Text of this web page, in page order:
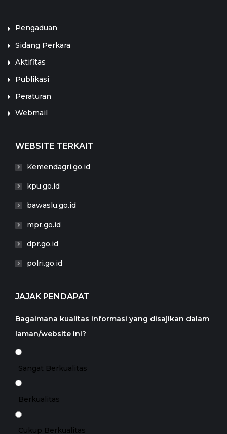
Pengaduan
Sidang Perkara
Aktifitas
Publikasi
Peraturan
Webmail
WEBSITE TERKAIT
Kemendagri.go.id
kpu.go.id
bawaslu.go.id
mpr.go.id
dpr.go.id
polri.go.id
JAJAK PENDAPAT
Bagaimana kualitas informasi yang disajikan dalam
laman/website ini?
Sangat Berkualitas
Berkualitas
Cukup Berkualitas